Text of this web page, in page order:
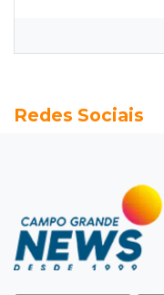
Seleções em MS
Jardim
Vigia é
dois caminhões
Redes Sociais